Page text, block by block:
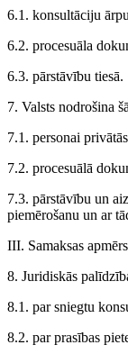
6.1. konsultāciju
6.2. procesuāla
6.3. pārstāvību tiesā.
7. Valsts nodrošina
7.1. personai
7.2. procesuālā
7.3. pārstāvību un
piemērošanu un ar
III. Samaksas
8. Juridiskās
8.1. par sniegtu
8.2. par prasības